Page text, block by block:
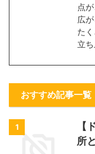
点
広
た
立ち
おすすめ記事一覧
1
【
所